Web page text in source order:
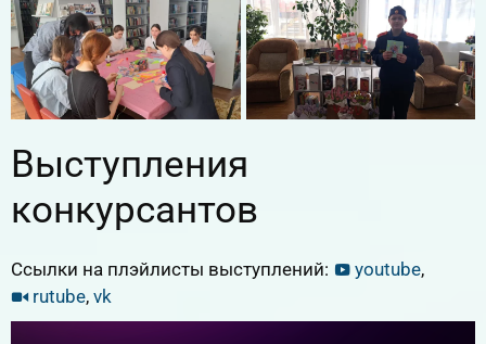
Выступления
конкурсантов
Ссылки на плэйлисты выступлений: youtube,
rutube,vk